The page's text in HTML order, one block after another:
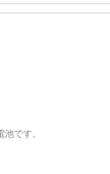
です。